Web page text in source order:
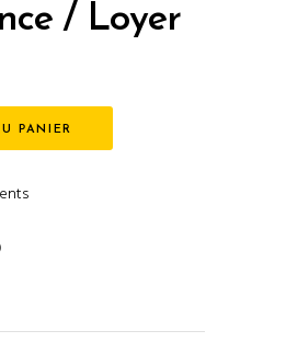
/ Loyer
PANIER